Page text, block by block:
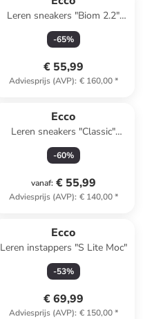
Leren sneakers "Biom 2.2"
wit/paars
-65%
€ 55,99
Adviesprijs (AVP): € 160,00*
Ecco
Leren sneakers "Classic"
lichtroze
-60%
vanaf: € 55,99
Adviesprijs (AVP): € 140,00*
Ecco
Leren instappers "S Lite Moc"
-53%
€ 69,99
Adviesprijs (AVP): € 150,00*